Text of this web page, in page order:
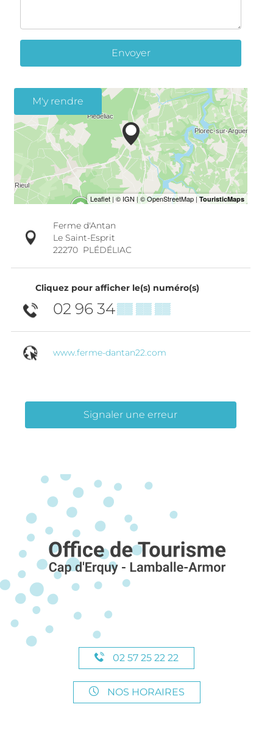
Envoyer
M'y rendre
Ferme d'Antan
Le Saint-Esprit
22270 PLÉDÉLIAC
Cliquez pour afficher le(s) numéro(s)
02 96 34▒▒ ▒▒ ▒▒
www.ferme-dantan22.com
Signaler une erreur
02 57 25 22 22
NOS HORAIRES